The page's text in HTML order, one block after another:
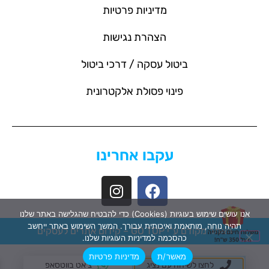
מדיניות פרטיות
הצהרת נגישות
ביטול עסקה / דרכי ביטול
פינוי פסולת אלקטרונית
עקבו אחרינו
האתר מקודם ע"י GO TOP – קידום אתרים לעסקים
אנו עושים שימוש בעוגיות (Cookies) כדי להבטיח שהגלישה באתר שלנו
תהיה נוחה, מותאמת ואיכותית עבורך. המשך השימוש באתר ייחשב
כהסכמה למדיניות העוגיות שלנו.
מאשר/ת
מדיניות פרטיות
לחצו לשיחה עם נציג צ'אט בווטסאפ